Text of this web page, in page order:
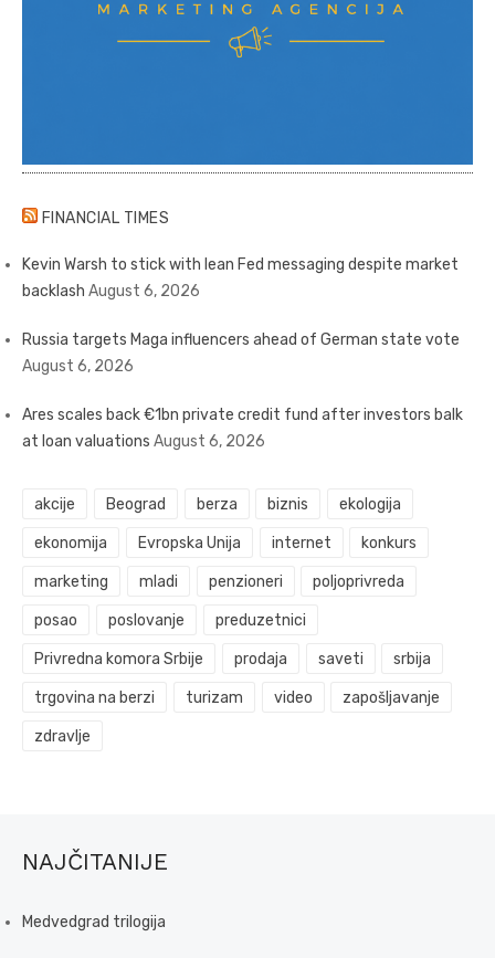
FINANCIAL TIMES
Kevin Warsh to stick with lean Fed messaging despite market
backlash August 6, 2026
Russia targets Maga influencers ahead of German state vote
August 6, 2026
Ares scales back €1bn private credit fund after investors balk
at loan valuations August 6, 2026
akcije Beograd berza biznis ekologija
ekonomija Evropska Unija internet konkurs
marketing mladi penzioneri poljoprivreda
posao poslovanje preduzetnici
Privredna komora Srbije prodaja saveti srbija
trgovina na berzi turizam video zapošljavanje
zdravlje
NAJČITANIJE
Medvedgrad trilogija